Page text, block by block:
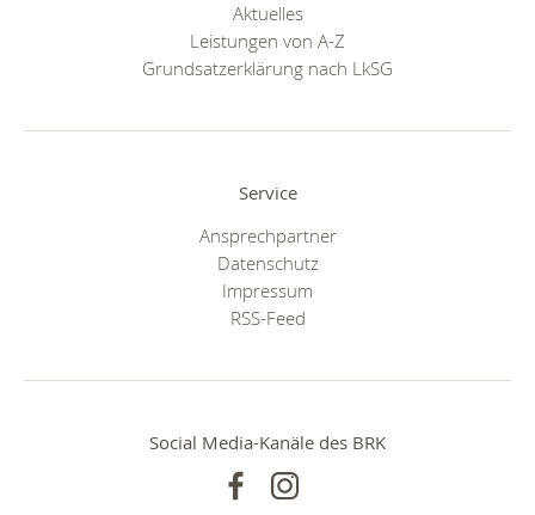
Aktuelles
Leistungen von A-Z
Grundsatzerklärung nach LkSG
Service
Ansprechpartner
Datenschutz
Impressum
RSS-Feed
Social Media-Kanäle des BRK